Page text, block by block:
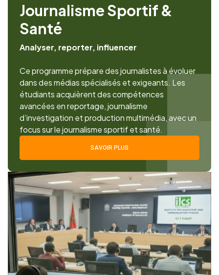
Journalisme Sportif &
Santé
Analyser, reporter, influencer
Ce programme prépare des journalistes à évoluer
dans des médias spécialisés et exigeants. Les
étudiants acquièrent des compétences
avancées en reportage, journalisme
d’investigation et production multimédia, avec un
focus sur le journalisme sportif et santé.
SAVOIR PLUS